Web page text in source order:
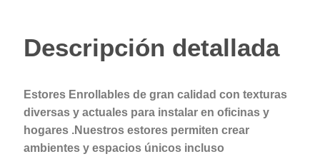
Descripción detallada
Estores Enrollables de gran calidad con texturas
diversas y actuales para instalar en oficinas y
hogares .Nuestros estores permiten crear
ambientes y espacios únicos incluso